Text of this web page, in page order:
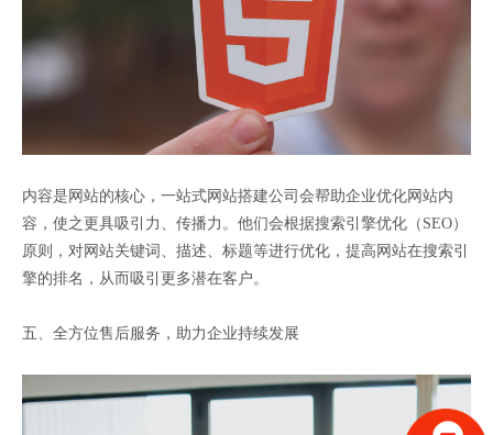
内容是网站的核心，一站式网站搭建公司会帮助企业优化网站内
容，使之更具吸引力、传播力。他们会根据搜索引擎优化（SEO）
原则，对网站关键词、描述、标题等进行优化，提高网站在搜索引
擎的排名，从而吸引更多潜在客户。
五、全方位售后服务，助力企业持续发展